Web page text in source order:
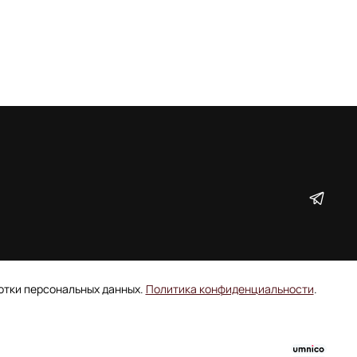
персональных данных. Политика конфиденциальности.